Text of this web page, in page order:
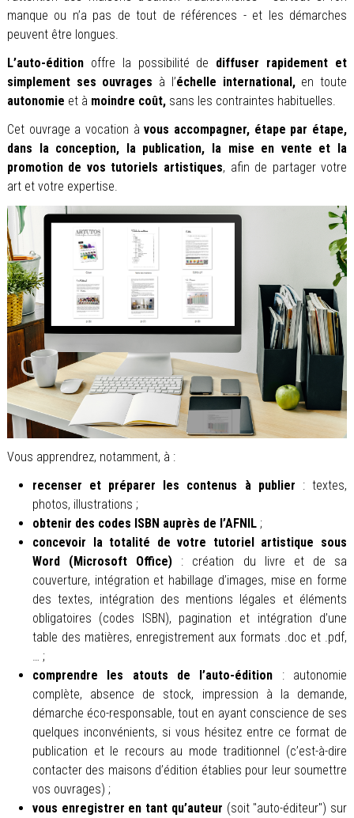
manque ou n’a pas de tout de références - et les démarches
peuvent être longues.
L’auto-éditionoffre la possibilité de diffuser rapidement et
simplement ses ouvrages à l’échelle international,en toute
autonomie et à moindre coût,sans les contraintes habituelles.
Cet ouvrage a vocation àvous accompagner, étape par étape,
dans la conception, la publication, la mise en vente et la
promotion de vos tutoriels artistiques, afin de partager votre
art et votre expertise.
Vous apprendrez, notamment, à :
recenser et préparer les contenus à publier : textes,
photos, illustrations ;
obtenir des codes ISBN auprès de l’AFNIL;
concevoir la totalité de votre tutoriel artistique sous
Word (Microsoft Office) : création du livre et de sa
couverture, intégration et habillage d’images, mise en forme
des textes, intégration des mentions légales et éléments
obligatoires (codes ISBN), pagination et intégration d’une
table des matières, enregistrement aux formats .doc et .pdf,
… ;
comprendre les atouts de l’auto-édition : autonomie
complète, absence de stock, impression à la demande,
démarche éco-responsable, tout en ayant conscience de ses
quelques inconvénients, si vous hésitez entre ce format de
publication et le recours au mode traditionnel (c’est-à-dire
contacter des maisons d’édition établies pour leur soumettre
vos ouvrages) ;
vous enregistrer en tant qu’auteur (soit "auto-éditeur") sur